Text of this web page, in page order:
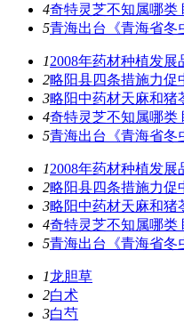
4奇特灵芝不知属哪类
5青海出台《青海省冬
12008年药材种植发展
2略阳县四条措施力促
3略阳中药材天麻和猪
4奇特灵芝不知属哪类
5青海出台《青海省冬
12008年药材种植发展
2略阳县四条措施力促
3略阳中药材天麻和猪
4奇特灵芝不知属哪类
5青海出台《青海省冬
1龙胆草
2白术
3白芍